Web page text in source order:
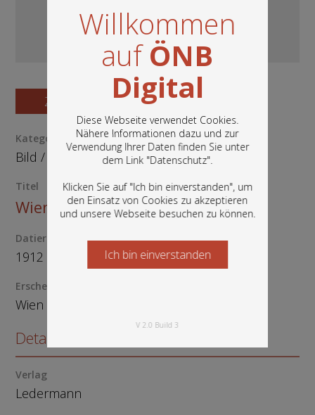
Willkommen
aufÖNB
Digital
Diese Webseite verwendet Cookies.
Nähere Informationen dazu und zur
Verwendung Ihrer Daten finden Sie unter
dem Link "Datenschutz".
Klicken Sie auf "Ich bin einverstanden", um
den Einsatz von Cookies zu akzeptieren
und unsere Webseite besuchen zu können.
In diesem Portal finden Sie die digitalen
Bestände der Österreichischen
Nationalbibliothek: Bücher, Fotografien,
Grafiken und vieles mehr.
Ich bin einverstanden
Starten Sie jetzt
V 2.0 Build 3
Zum Digitalisat
Kategorie / Medientyp
Bild/ Postkarte
Titel
Wien, I
Datierung
1912
Erscheinungsort
Wien
Details zum Objekt
Verlag
Ledermann